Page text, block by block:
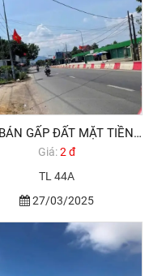
CẦN BÁN GẤP ĐẤT MẶT TIỀN ĐƯỜNG TL 44A THỊ TRẤN LONG ĐIỀN BRVT
Giá:2 đ
TL 44A
27/03/2025